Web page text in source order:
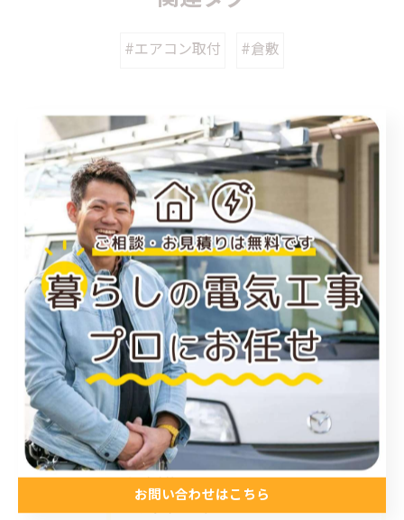
#エアコン取付 #倉敷
カテゴリー Categories
全てのカテゴリー
福山市のエアコン工事
尾道市のエアコン工事
倉敷市のエアコン工事
アンテナ工事
電気工事
お知らせ
施工事例
お得情報
コラム
プライベート
お問い合わせはこちら